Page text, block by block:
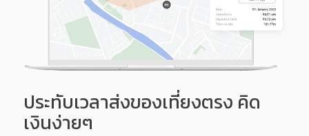
ประทับเวลาส่งของเที่ยงตรง คิด
เงินง่ายๆ